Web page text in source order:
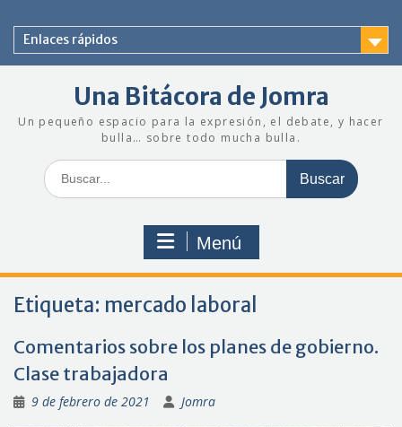
contenido
Enlaces rápidos
Una Bitácora de Jomra
Un pequeño espacio para la expresión, el debate, y hacer
bulla… sobre todo mucha bulla.
Buscar:
Menú
Etiqueta: mercado laboral
Comentarios sobre los planes de gobierno.
Clase trabajadora
9 de febrero de 2021 Jomra